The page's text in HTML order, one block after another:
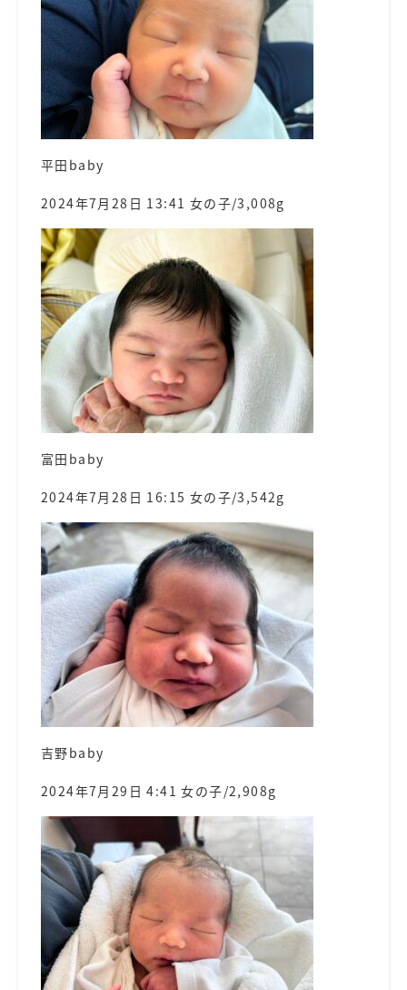
平田baby
2024年7月28日 13:41 女の子/3,008g
富田baby
2024年7月28日 16:15 女の子/3,542g
吉野baby
2024年7月29日 4:41 女の子/2,908g